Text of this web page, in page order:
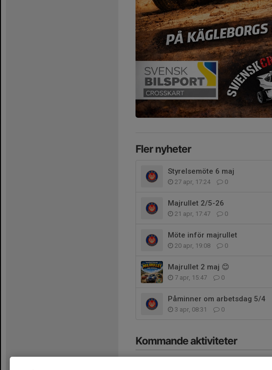
Fler nyheter
Styrelsemöte 6 maj
27 apr, 17:24 0
Majrullet 2/5-26
21 apr, 17:47 0
Möte inför majrullet
20 apr, 19:08 0
Majrullet 2 maj 😊
7 apr, 15:47 0
Påminner om arbetsdag 5/4
3 apr, 08:31 0
Kommande aktiviteter